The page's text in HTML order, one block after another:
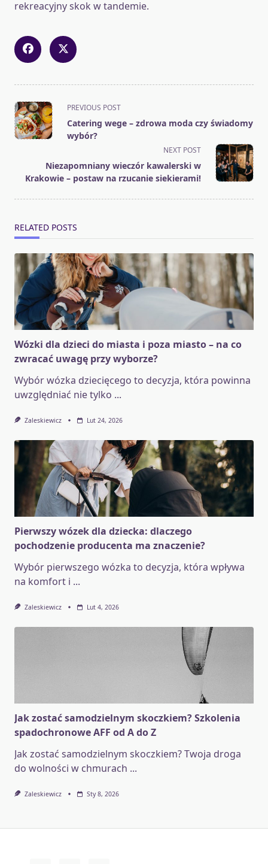
rekreacyjny skok w tandemie.
<span
class="nav-
subtitle
reader-
text">Page</span>
PREVIOUS POST
Catering wege – zdrowa moda czy świadomy
wybór?
NEXT POST
Niezapomniany wieczór kawalerski w
Krakowie – postaw na rzucanie siekierami!
RELATED POSTS
Wózki dla dzieci do miasta i poza miasto – na co
zwracać uwagę przy wyborze?
Wybór wózka dziecięcego to decyzja, która powinna
uwzględniać nie tylko ...
Zaleskiewicz Lut 24, 2026
Pierwszy wózek dla dziecka: dlaczego
pochodzenie producenta ma znaczenie?
Wybór pierwszego wózka to decyzja, która wpływa
na komfort i ...
Zaleskiewicz Lut 4, 2026
Jak zostać samodzielnym skoczkiem? Szkolenia
spadochronowe AFF od A do Z
Jak zostać samodzielnym skoczkiem? Twoja droga
do wolności w chmurach ...
Zaleskiewicz Sty 8, 2026